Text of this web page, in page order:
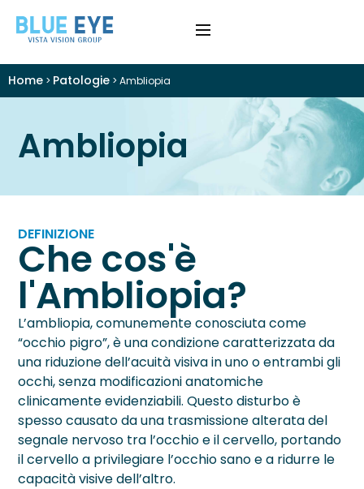
Home > Patologie > Ambliopia
Ambliopia
DEFINIZIONE
Che cos'è
l'Ambliopia?
L’ambliopia, comunemente conosciuta come
“occhio pigro”, è una condizione caratterizzata da
una riduzione dell’acuità visiva in uno o entrambi gli
occhi, senza modificazioni anatomiche
clinicamente evidenziabili. Questo disturbo è
spesso causato da una trasmissione alterata del
segnale nervoso tra l’occhio e il cervello, portando
il cervello a privilegiare l’occhio sano e a ridurre le
capacità visive dell’altro.
Difetti Visivi ›
Cataratta ›
›
Trattamenti
Visite e Diagnostica
Chi Siamo
Colloquio Informativo
Blog
Testimonianze
DIFETTI VISIVI
CATARATTA
PATOLOGIE
INESTETISMI PALPEBRALI
RETINOPATIE
TRATTAMENTI
CHIRURGIA CORNEALE
CHIRURGIA REFRATTIVA
CHIRURGIA SEGMENTO ANTERIORE
LASER AMBULATORIALE
SEGMENTO POSTERIORE DELL'OCCHIO
VISITE E DIAGNOSTICA
CHI SIAMO